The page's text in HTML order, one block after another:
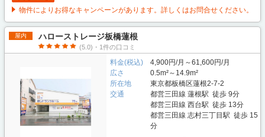
物件によりお得なキャンペーンがあります。詳しくはお問合せください。
屋内 ハローストレージ板橋蓮根
(5.0)・1件の口コミ
料金(税込)
4,900円/月～61,600円/月
広さ
0.5m²～14.9m²
所在地
東京都板橋区蓮根2-7-2
交通
都営三田線 蓮根駅 徒歩 9分
都営三田線 西台駅 徒歩 13分
都営三田線 志村三丁目駅 徒歩 15
分